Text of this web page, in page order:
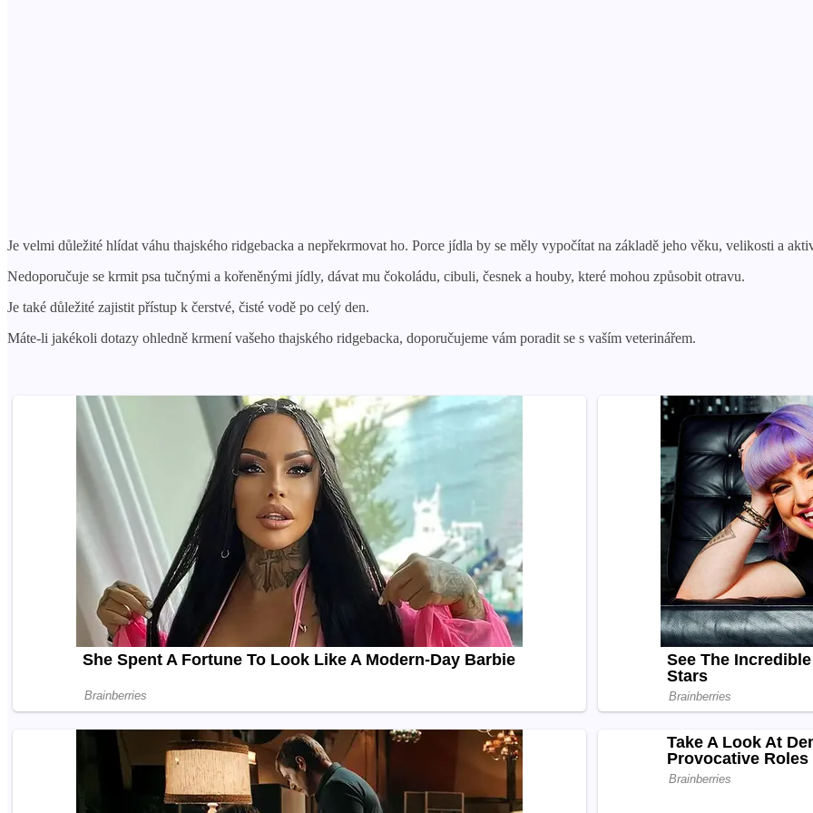
Je velmi důležité hlídat váhu thajského ridgebacka a nepřekrmovat ho. Porce jídla by se měly vypočítat na základě jeho věku, velikosti a
Nedoporučuje se krmit psa tučnými a kořeněnými jídly, dávat mu čokoládu, cibuli, česnek a houby, které mohou způsobit otravu.
Je také důležité zajistit přístup k čerstvé, čisté vodě po celý den.
Máte-li jakékoli dotazy ohledně krmení vašeho thajského ridgebacka, doporučujeme vám poradit se s vaším veterinářem.